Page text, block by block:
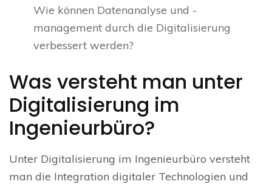
Wie können Datenanalyse und -
management durch die Digitalisierung
verbessert werden?
Was versteht man unter
Digitalisierung im
Ingenieurbüro?
Unter Digitalisierung im Ingenieurbüro versteht
man die Integration digitaler Technologien und